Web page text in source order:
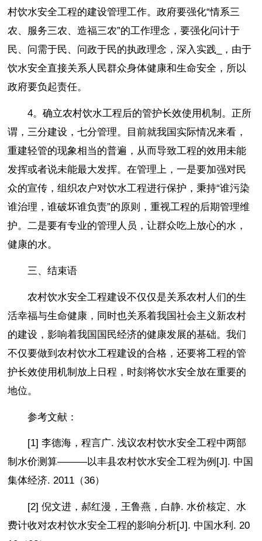
村饮水安全工程的建设管理工作。政府要强化“情系三
农、服务三农、造福三农”的工作理念，要强化问计于
民、问需于民、问政于民的执政理念，深入实践_
，由于
饮水安全直接关系人民群众身体健康和生命安全，所以
政府要负起责任。
4。确立农村饮水工程后的管护长效使用机制。正所
谓，三分建设，七分管理。目前就我国实际情况来看，
重建轻管的现象相当的普遍，从而导致工程的效用未能
发挥或者说未能最大发挥。在管理上，一是要加强对民
众的宣传，组织农户对饮水工程进行保护，秉持“谁污染
谁治理，谁破坏谁负责”的原则，重视工程的后期管理维
护。二是要有专业的管理人员，让群众吃上放心的水，
健康的水。
三、结束语
农村饮水安全工程建设不仅仅是关系农村人们的生
活幸福与生命健康，同时也关系着我国社会主义新农村
的建设，影响着我国国民经济的健康发展的基础。我们
不仅要做到农村饮水工程建设的合格，还要将工程的管
护长效使用机制放上日程，时刻将饮水安全放在重要的
地位。
参考文献：
[1] 李德海，程言广. 浅议农村饮水安全工程中两部
制水价测算―――以丰县农村饮水安全工程为例[J]. 中国
集体经济. 2011（36）
[2] 倪文进，郝红漫，王鲁燕，白静. 水价核定、水
费计收对农村饮水安全工程的影响分析[J]. 中国水利. 20